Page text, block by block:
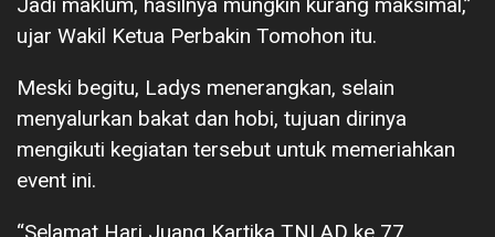
Jadi maklum, hasilnya mungkin kurang maksimal,”
ujar Wakil Ketua Perbakin Tomohon itu.
Meski begitu, Ladys menerangkan, selain
menyalurkan bakat dan hobi, tujuan dirinya
mengikuti kegiatan tersebut untuk memeriahkan
event ini.